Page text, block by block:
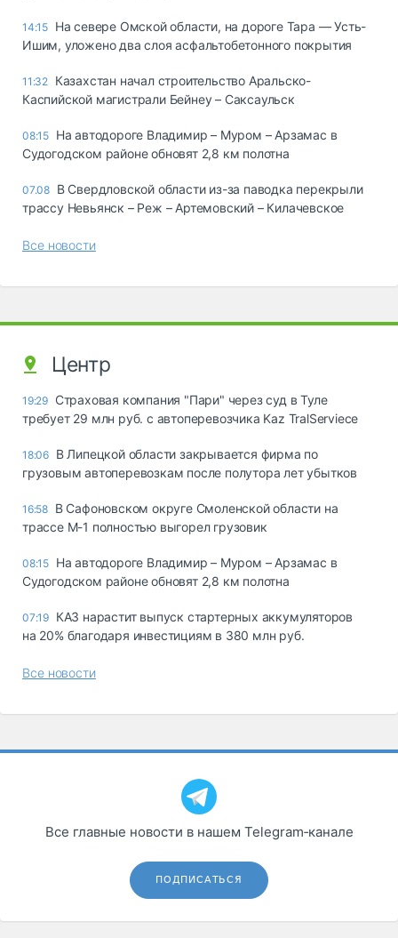
14:15 На севере Омской области, на дороге Тара — Усть-
Ишим, уложено два слоя асфальтобетонного покрытия
11:32 Казахстан начал строительство Аральско-
Каспийской магистрали Бейнеу – Саксаульск
08:15 На автодороге Владимир – Муром – Арзамас в
Судогодском районе обновят 2,8 км полотна
07.08 В Свердловской области из-за паводка перекрыли
трассу Невьянск – Реж – Артемовский – Килачевское
Все новости
Центр
19:29 Страховая компания "Пари" через суд в Туле
требует 29 млн руб. с автоперевозчика Kaz TralServiece
18:06 В Липецкой области закрывается фирма по
грузовым автоперевозкам после полутора лет убытков
16:58 В Сафоновском округе Смоленской области на
трассе М-1 полностью выгорел грузовик
08:15 На автодороге Владимир – Муром – Арзамас в
Судогодском районе обновят 2,8 км полотна
07:19 КАЗ нарастит выпуск стартерных аккумуляторов
на 20% благодаря инвестициям в 380 млн руб.
Все новости
Все главные новости в нашем Telegram‑канале
ПОДПИСАТЬСЯ